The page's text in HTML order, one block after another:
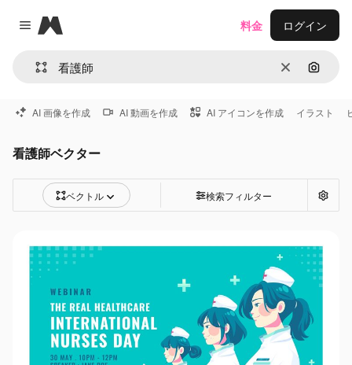
Close menu
Magnific
消去 画像で
料金 ログイン
AI 画像を作成 AI 動画を作成 AI アイコンを作成 イラスト
看護師ベクター
ベクトル 検索フィルター